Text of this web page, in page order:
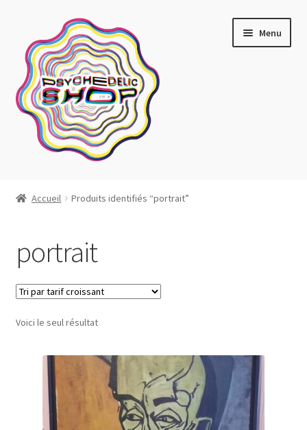
navigation
contenu
Menu
Affiches
Blotter art
A Propos
Accueil Produits identifiés “portrait”
portrait
Voici le seul résultat